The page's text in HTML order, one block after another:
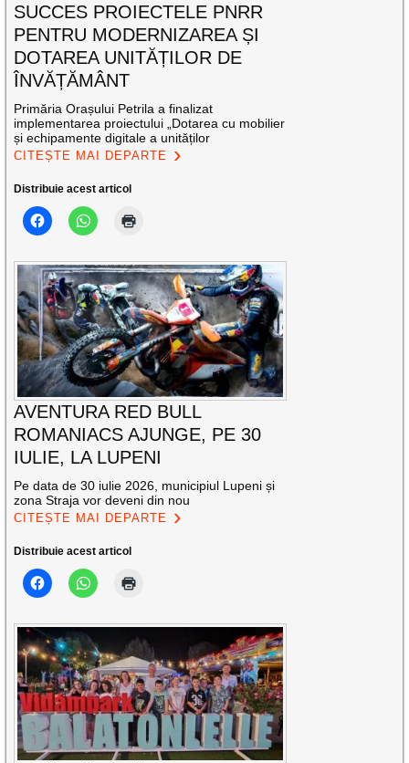
SUCCES PROIECTELE PNRR
PENTRU MODERNIZAREA ȘI
DOTAREA UNITĂȚILOR DE
ÎNVĂȚĂMÂNT
Primăria Orașului Petrila a finalizat
implementarea proiectului „Dotarea cu mobilier
și echipamente digitale a unităților
CITEȘTE MAI DEPARTE
Distribuie acest articol
AVENTURA RED BULL
ROMANIACS AJUNGE, PE 30
IULIE, LA LUPENI
Pe data de 30 iulie 2026, municipiul Lupeni și
zona Straja vor deveni din nou
CITEȘTE MAI DEPARTE
Distribuie acest articol